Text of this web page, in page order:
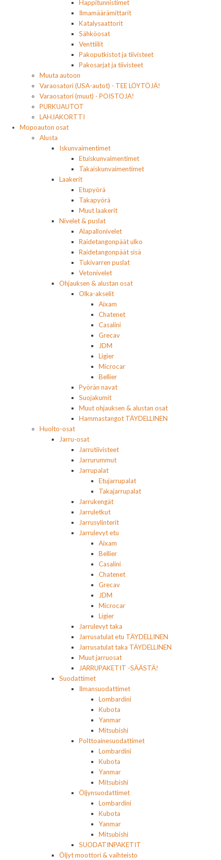
Happitunnistimet
Ilmamäärämittarit
Katalysaattorit
Sähköosat
Venttiilit
Pakoputkistot ja tiivisteet
Pakosarjat ja tiivisteet
Muuta autoon
Varaosatori (USA-autot) - TEE LÖYTÖJÄ!
Varaosatori (muut) - POISTOJA!
PURKUAUTOT
LAHJAKORTTI
Mopoauton osat
Alusta
Iskunvaimentimet
Etuiskunvaimentimet
Takaiskunvaimentimet
Laakerit
Etupyörä
Takapyörä
Muut laakerit
Nivelet & puslat
Alapallonivelet
Raidetangonpäät ulko
Raidetangonpäät sisä
Tukivarren puslat
Vetonivelet
Ohjauksen & alustan osat
Olka-akselit
Aixam
Chatenet
Casalini
Grecav
JDM
Ligier
Microcar
Bellier
Pyörän navat
Suojakumit
Muut ohjauksen & alustan osat
Hammastangot TÄYDELLINEN
Huolto-osat
Jarru-osat
Jarrutiivisteet
Jarrurummut
Jarrupalat
Etujarrupalat
Takajarrupalat
Jarrukengät
Jarruletkut
Jarrusylinterit
Jarrulevyt etu
Aixam
Bellier
Casalini
Chatenet
Grecav
JDM
Microcar
Ligier
Jarrulevyt taka
Jarrusatulat etu TÄYDELLINEN
Jarrusatulat taka TÄYDELLINEN
Muut jarruosat
JARRUPAKETIT -SÄÄSTÄ!
Suodattimet
Ilmansuodattimet
Lombardini
Kubota
Yanmar
Mitsubishi
Polttoainesuodattimet
Lombardini
Kubota
Yanmar
Mitsubishi
Öljynsuodattimet
Lombardini
Kubota
Yanmar
Mitsubishi
SUODATINPAKETIT
Öljyt moottori & vaihteisto